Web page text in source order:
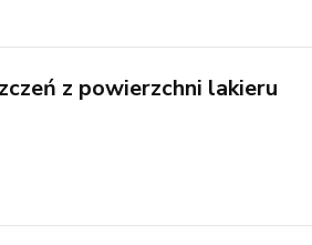
z powierzchni lakieru